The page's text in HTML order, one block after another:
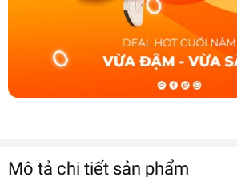
Mô tả chi tiết sản phẩm